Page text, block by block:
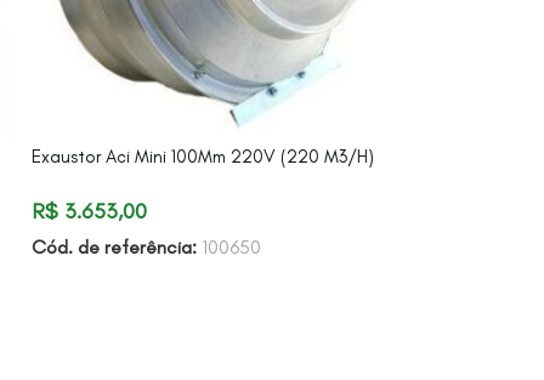
Exaustor Aci Mini 100Mm 220V (220 M3/H)
R$3.653,00
Cód. de referência: 100650